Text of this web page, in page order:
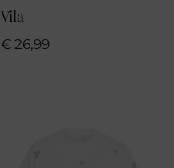
Vila
€ 26,99